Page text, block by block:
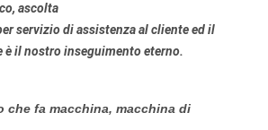
ascolta
servizio di assistenza al cliente ed il
è il nostro inseguimento eterno.
che fa macchina, macchina di